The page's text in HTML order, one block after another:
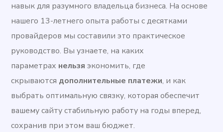
навык для разумного владельца бизнеса. На основе
нашего 13-летнего опыта работы с десятками
провайдеров мы составили это практическое
руководство. Вы узнаете, на каких
параметрах нельзя экономить, где
скрываются дополнительные платежи, и как
выбрать оптимальную связку, которая обеспечит
вашему сайту стабильную работу на годы вперед,
сохранив при этом ваш бюджет.